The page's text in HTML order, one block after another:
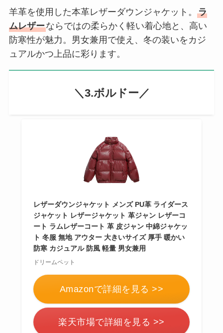
羊革を使用した本革レザーダウンジャケット。 ラ
ムレザーならではの柔らかく軽い着心地と、高い
防寒性が魅力。男女兼用で使え、冬の装いをカジ
ュアルかつ上品に彩ります。
＼3.ボルドー／
レザーダウンジャケット メンズ PU革 ライダース
ジャケット レザージャケット 革ジャン レザーコ
ート ラムレザーコート 革 皮ジャン 中綿ジャケッ
ト 冬服 無地 アウター 大きいサイズ 厚手 暖かい
防寒 カジュアル 防風 軽量 男女兼用
ドリームペット
Amazonで詳細を見る >>
楽天市場で詳細を見る >>